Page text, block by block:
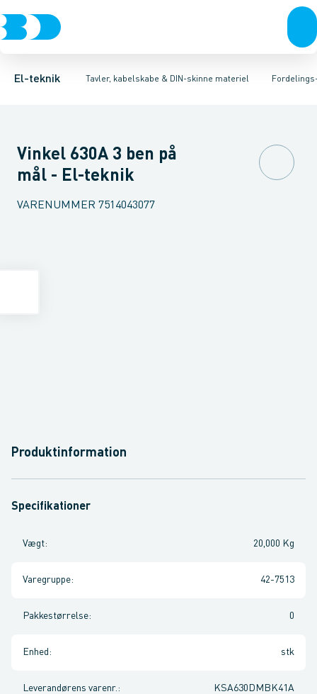
El-teknik Tavler, kabelskabe & DIN-skinne materiel
Afbrydere, stikkontakter & lampeudtagForgreningsmateriel
Tavler, kapsling og rackskabe Fordelings-/byggepladstavler
Afgangsbox for kanalskinneTilgangsboks for strømskinne
Vinkel 630A 3 ben på
mål - El-teknik
VARENUMMER 7514043077
Produktinformation
Specifikationer
Vægt: 20,000 Kg
Varegruppe: 42-7513
Pakkestørrelse: 0
Enhed : stk
Leverandørens varenr. : KSA630DMBK41A